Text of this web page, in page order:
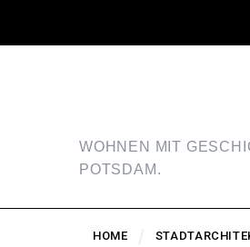
WOHNEN MIT
POTSDAM.
HOME